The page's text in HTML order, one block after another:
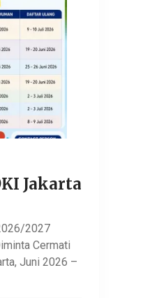
Jakarta
2027
Cermati
Juni 2026 –